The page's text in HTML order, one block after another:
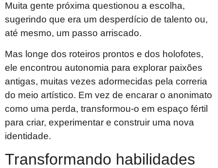
Muita gente próxima questionou a escolha,
sugerindo que era um desperdício de talento ou,
até mesmo, um passo arriscado.
Mas longe dos roteiros prontos e dos holofotes,
ele encontrou autonomia para explorar paixões
antigas, muitas vezes adormecidas pela correria
do meio artístico. Em vez de encarar o anonimato
como uma perda, transformou-o em espaço fértil
para criar, experimentar e construir uma nova
identidade.
Transformando habilidades